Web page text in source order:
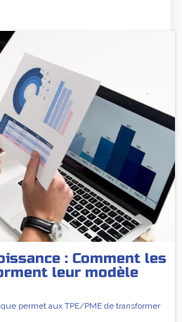
: Comment les
leur modèle
permet aux TPE/PME de transformer